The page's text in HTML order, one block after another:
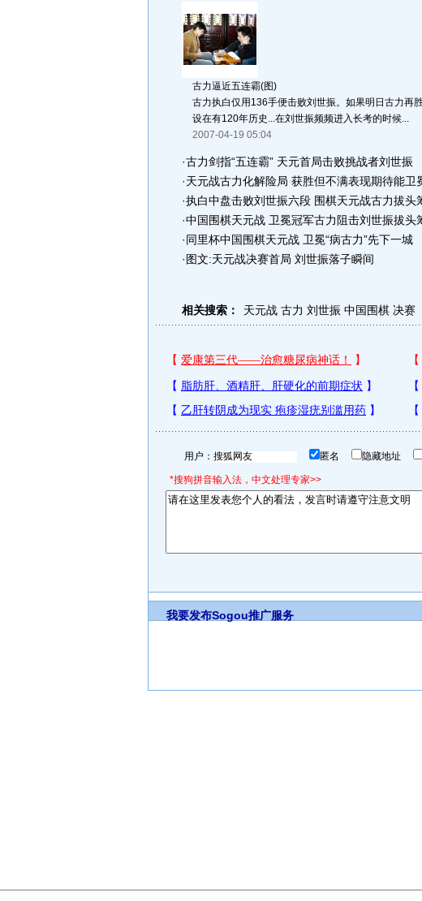
古力逼近五连霸(图)
古力执白仅用136手便击败刘世振。如果明日古力再
设在有120年历史...在刘世振频频进入长考的时候...
2007-04-19 05:04
·古力剑指“五连霸” 天元首局击败挑战者刘世振
·天元战古力化解险局 获胜但不满表现期待能卫
·执白中盘击败刘世振六段 围棋天元战古力拔头
·中国围棋天元战 卫冕冠军古力阻击刘世振拔头
·同里杯中国围棋天元战 卫冕“病古力”先下一城
·图文:天元战决赛首局 刘世振落子瞬间
相关搜索： 天元战 古力 刘世振 中国围棋 决赛
用户： 匿名 隐藏地址
*搜狗拼音输入法，中文处理专家>>
我要发布Sogou推广服务